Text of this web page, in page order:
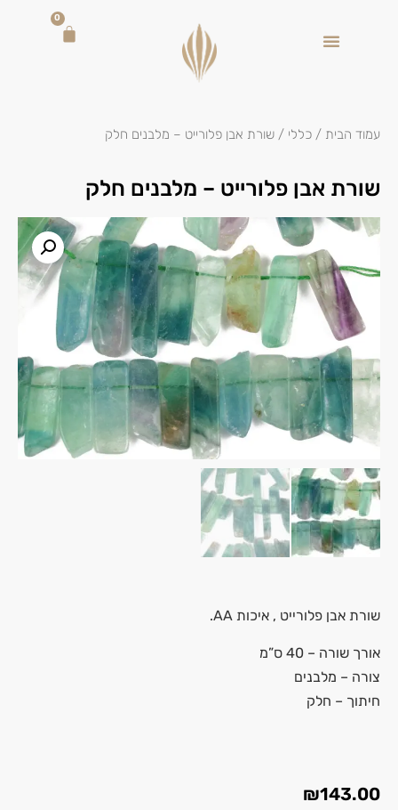
0
עמוד הבית / כללי / שורת אבן פלורייט – מלבנים חלק
שורת אבן פלורייט – מלבנים חלק
שורת אבן פלורייט , איכות AA.
אורך שורה – 40 ס”מ
צורה – מלבנים
חיתוך – חלק
₪143.00